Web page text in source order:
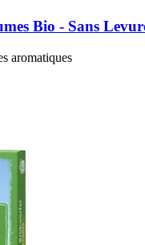
Bio -​ Sans
aromatiques